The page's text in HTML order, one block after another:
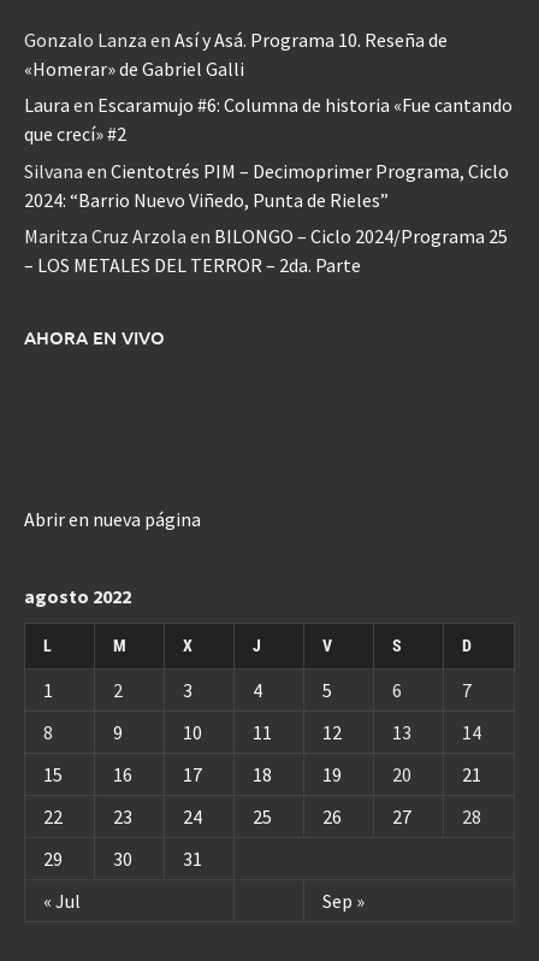
Gonzalo Lanza en Así y Asá. Programa 10. Reseña de
«Homerar» de Gabriel Galli
Laura en Escaramujo #6: Columna de historia «Fue cantando
que crecí» #2
Silvana en Cientotrés PIM – Decimoprimer Programa, Ciclo
2024: “Barrio Nuevo Viñedo, Punta de Rieles”
Maritza Cruz Arzola en BILONGO – Ciclo 2024/Programa 25
– LOS METALES DEL TERROR – 2da. Parte
AHORA EN VIVO
Abrir en nueva página
agosto 2022
L M X J V S D
« Jul Sep »
1 2 3 4 5 6
7
8
9 10 11 12 13
14
15
16 17 18 19 20
21
22
23 24 25 26 27
28
29
30 31